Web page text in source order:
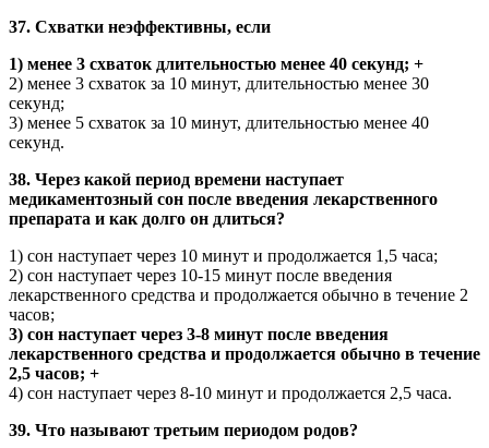
37. Схватки неэффективны, если
1) менее 3 схваток длительностью менее 40 секунд; +
2) менее 3 схваток за 10 минут, длительностью менее 30
секунд;
3) менее 5 схваток за 10 минут, длительностью менее 40
секунд.
38. Через какой период времени наступает
медикаментозный сон после введения лекарственного
препарата и как долго он длиться?
1) сон наступает через 10 минут и продолжается 1,5 часа;
2) сон наступает через 10-15 минут после введения
лекарственного средства и продолжается обычно в течение 2
часов;
3) сон наступает через 3-8 минут после введения
лекарственного средства и продолжается обычно в течение
2,5 часов; +
4) сон наступает через 8-10 минут и продолжается 2,5 часа.
39. Что называют третьим периодом родов?